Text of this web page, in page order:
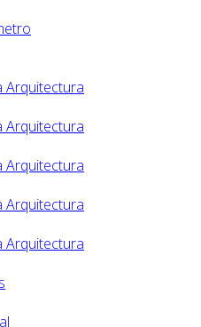
Arquitectura
Arquitectura
Arquitectura
Arquitectura
Arquitectura